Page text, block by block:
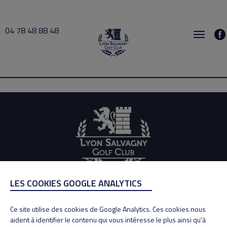
04 78 48 88 48
Rollin 2026-07-03 10:00 → 2026-07-03 11:00
ADRESSE
69890 La Tour de Salvagny
Tél : 04 78 48 88 48
LES COOKIES GOOGLE ANALYTICS
Ce site utilise des cookies de Google Analytics. Ces cookies nous
aident à identifier le contenu qui vous intéresse le plus ainsi qu'à